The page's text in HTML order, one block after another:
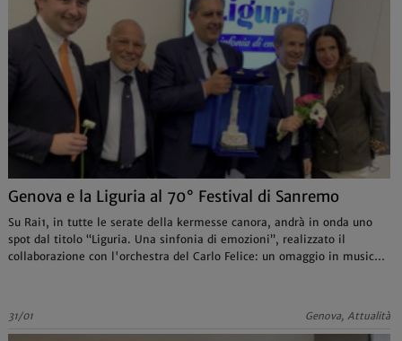
Genova e la Liguria al 70° Festival di Sanremo
Su Rai1, in tutte le serate della kermesse canora, andrà in onda uno
spot dal titolo “Liguria. Una sinfonia di emozioni”, realizzato il
collaborazione con l'orchestra del Carlo Felice: un omaggio in musica
31/01 Genova, Attualità